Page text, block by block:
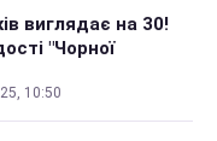
виглядає на 30!
"Чорної
10:50